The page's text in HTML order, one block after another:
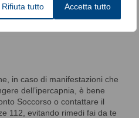
Rifiuta tutto Accetta tutto
in caso di manifestazioni che
dell’ipercapnia, è bene
Soccorso o contattare il
112, evitando rimedi fai da te